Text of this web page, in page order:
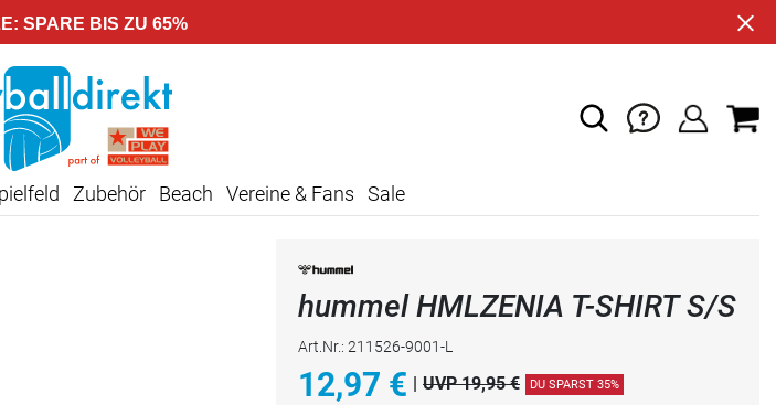
SPARE BIS ZU 65%
Zubehör Beach Vereine & Fans Sale
hummel HMLZENIA T-SHIRT S/S
Art.Nr.: 211526-9001-L
12,97 € UVP 19,95 € DU SPARST 35%